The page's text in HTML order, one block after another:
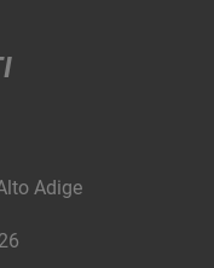
Adige